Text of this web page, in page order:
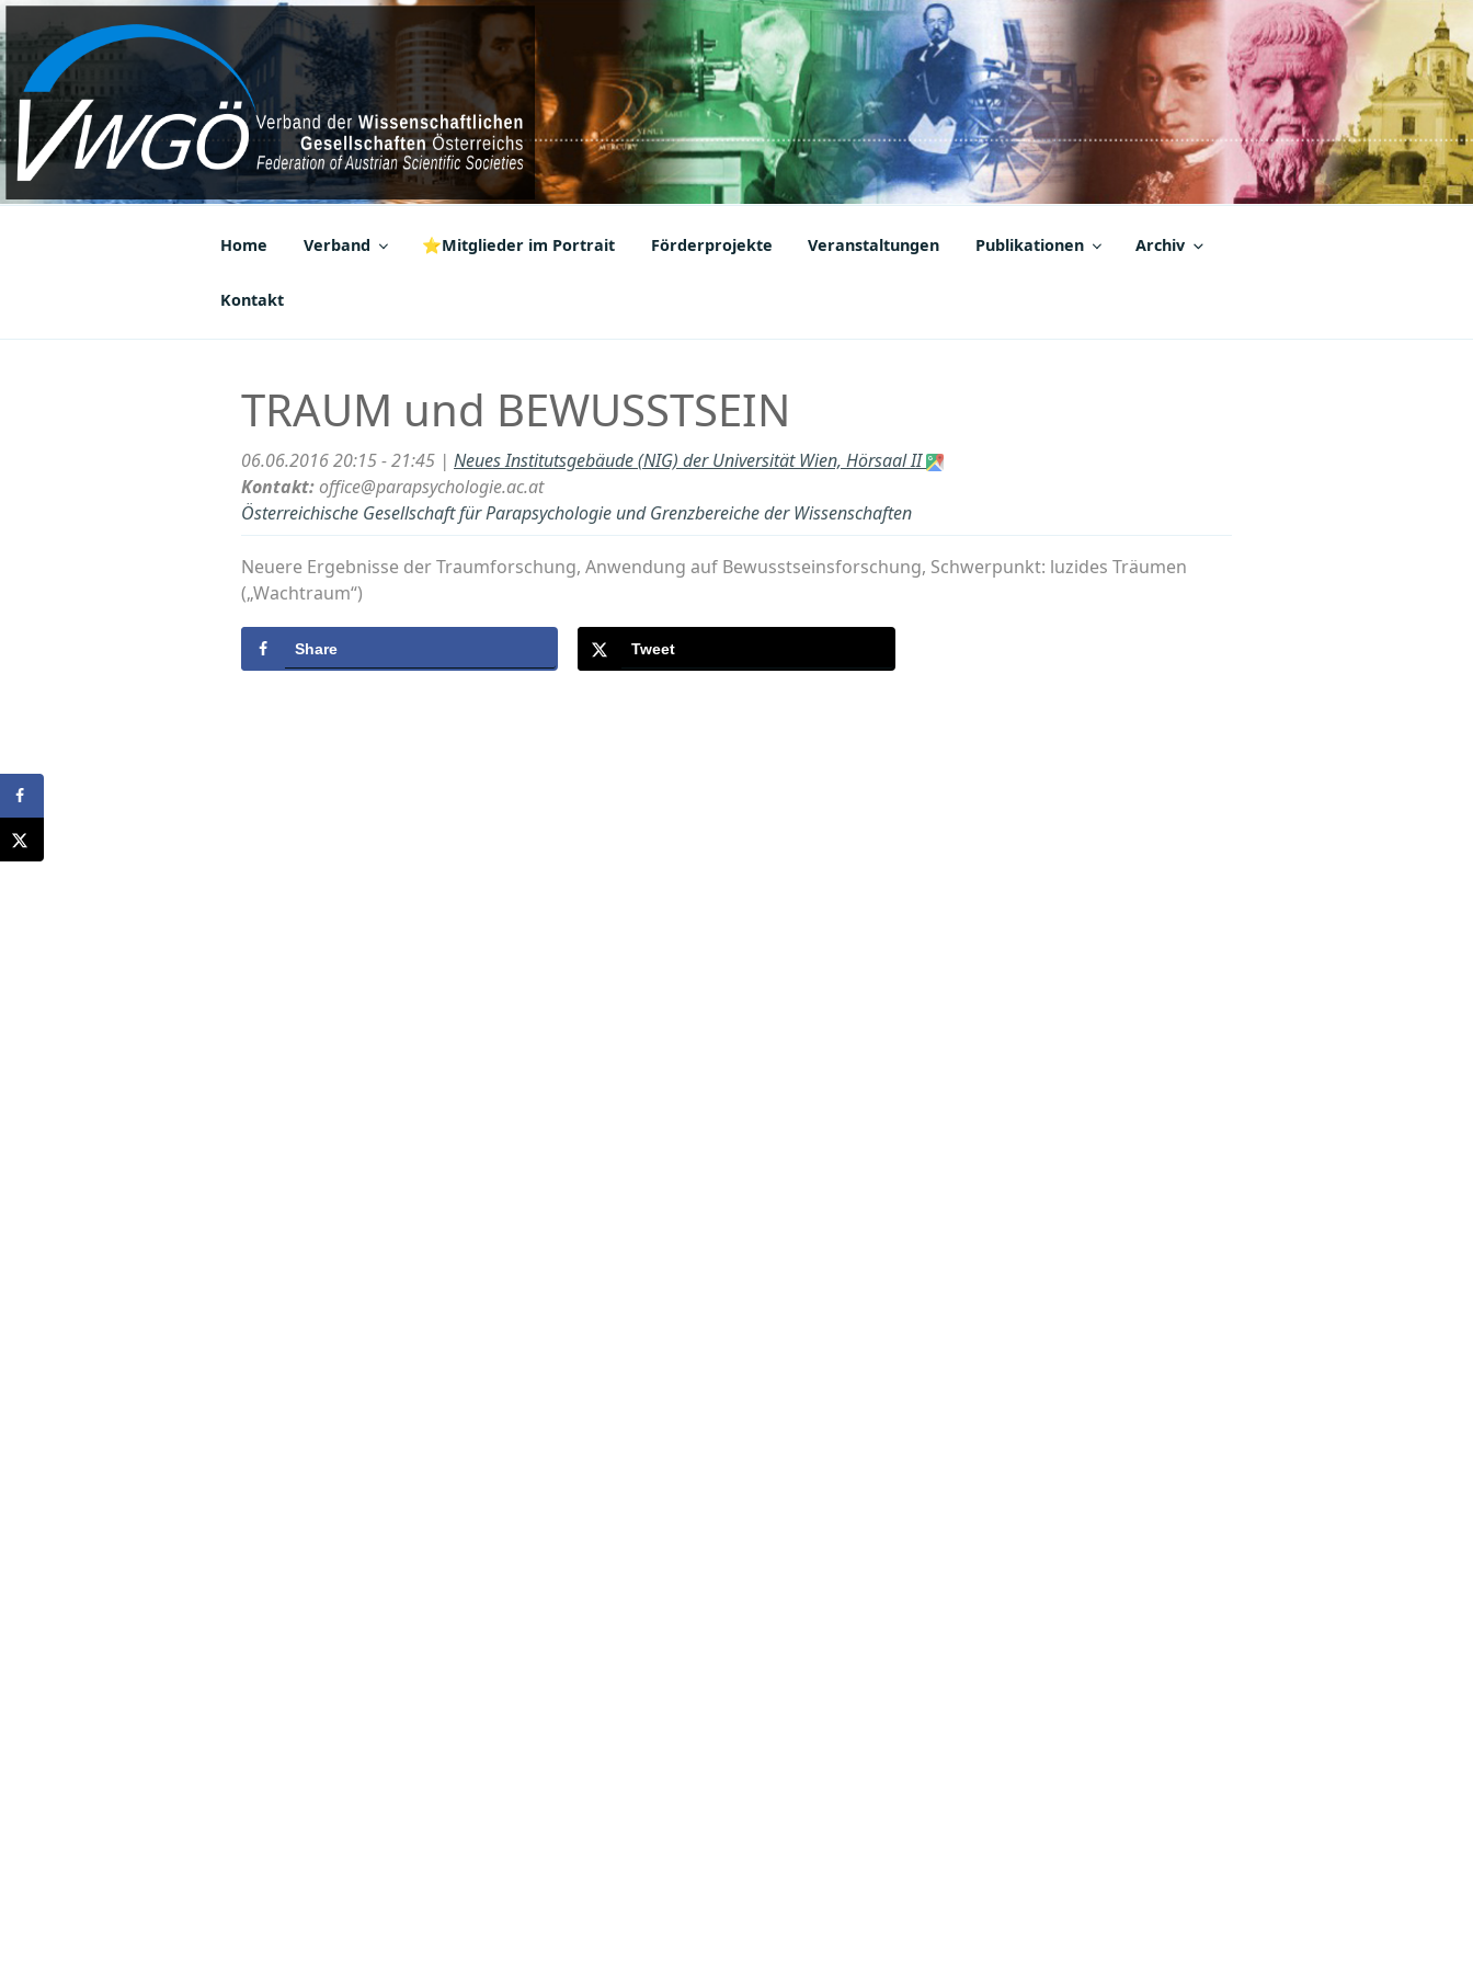
Zum
Inhalt
springen
VWGÖ
Federation of Austrian Scientific Societies
Home Verband ⭐Mitglieder im Portrait Förderprojekte Veranstaltungen Publikationen Archiv
Kontakt
TRAUM und BEWUSSTSEIN
06.06.2016 20:15 - 21:45 | Neues Institutsgebäude (NIG) der Universität Wien, Hörsaal II
Kontakt:office@parapsychologie.ac.at
Österreichische Gesellschaft für Parapsychologie und Grenzbereiche der Wissenschaften
Neuere Ergebnisse der Traumforschung, Anwendung auf Bewusstseinsforschung, Schwerpunkt: luzides Träumen
(„Wachtraum“)
Share Tweet